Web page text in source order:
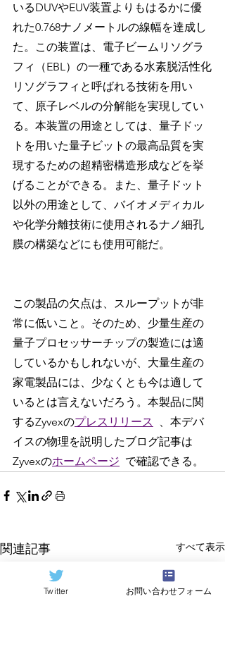
いるDUVやEUV装置よりもはるかに優
れた0.768ナノメートルの線幅を達成し
た。この装置は、電子ビームリソグラ
フィ（EBL）の一種である水素脱活性化
リソグラフィと呼ばれる技術を用い
て、原子レベルの分解能を実現してい
る。本装置の用途としては、量子ドッ
トを用いた量子ビットの最高品質を実
現するための超精密構造形成などを挙
げることができる。また、量子ドット
以外の用途として、バイオメディカル
や化学分離技術に使用されるナノ細孔
膜の構築などにも使用可能だ。
この製品の欠点は、スループットが非
常に低いこと。そのため、少量生産の
量子プロセッサーチップの製造には適
しているかもしれないが、大量生産の
家電製品には、少なくとも今は適して
いるとは言えないだろう。本製品に関
するZyvexのプレスリリース
、本デバ
イスの物理を説明したブログ記事は
Zyvexのホームページ で確認できる。
関連記事 すべて表示
Twitter お問い合わせフォーム